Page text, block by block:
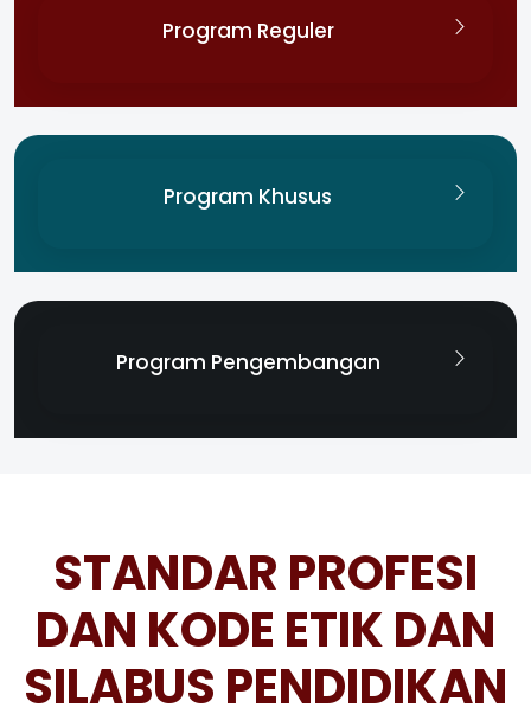
Program Reguler
Program Khusus
Program Pengembangan
STANDAR PROFESI
DAN KODE ETIK DAN
SILABUS PENDIDIKAN